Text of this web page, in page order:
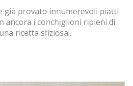
già provato innumerevoli piatti
ancora i conchiglioni ripieni di
ricetta sfiziosa...